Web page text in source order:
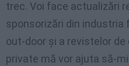
trec. Voi face actualizări
sponsorizări din
out-door și a revistelor
private mă vor ajuta să-